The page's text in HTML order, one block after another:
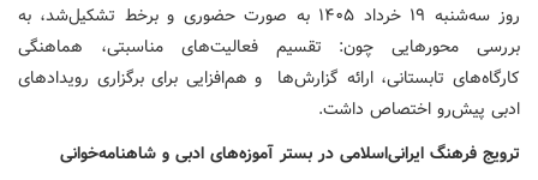
روز سه‌شنبه ۱۹ خرداد ۱۴۰۵ به صورت حضوری و برخط تشکیل‌شد، به
بررسی محورهایی چون: تقسیم فعالیت‌های مناسبتی، هماهنگی
کارگاه‌های تابستانی، ارائه گزارش‌ها و هم‌افزایی برای برگزاری رویدادهای
ادبی پیش‌رو اختصاص داشت.
ترویج فرهنگ ایرانی‌اسلامی در بستر آموزه‌های ادبی و شاهنامه‌خوانی